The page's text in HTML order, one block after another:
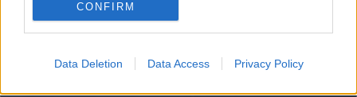
CONFIRM
Data Deletion Data Access Privacy Policy